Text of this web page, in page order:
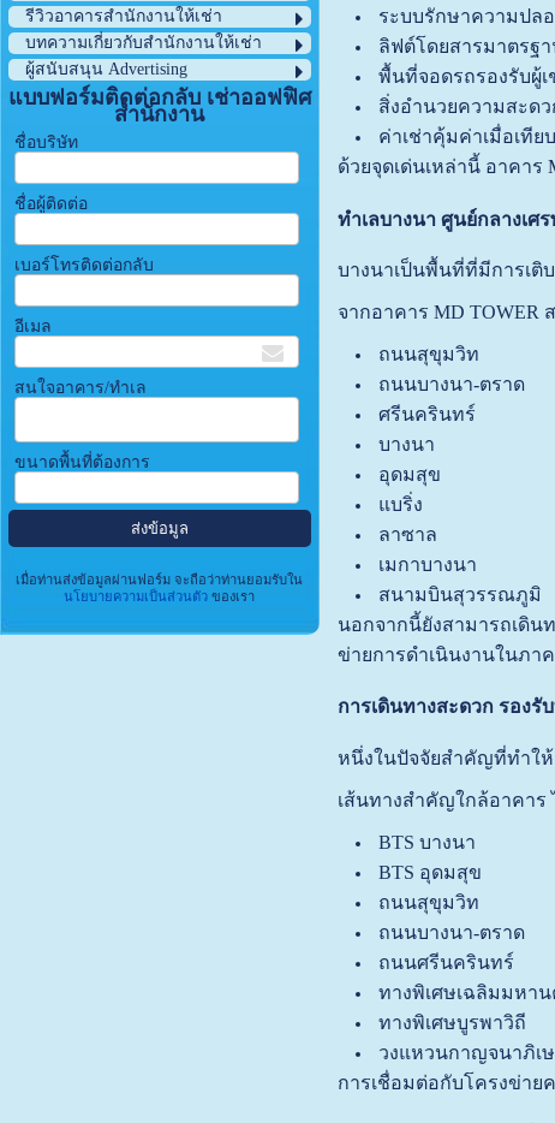
รีวิวอาคารสำนักงานให้เช่า
บทความเกี่ยวกับสำนักงานให้เช่า
ผู้สนับสนุน Advertising
แบบฟอร์มติดต่อกลับ เช่าออฟฟิศ
สำนักงาน
ชื่อบริษัท
ชื่อผู้ติดต่อ
เบอร์โทรติดต่อกลับ
อีเมล
สนใจอาคาร/ทำเล
ขนาดพื้นที่ต้องการ
เมื่อท่านส่งข้อมูลผ่านฟอร์ม จะถือว่าท่านยอมรับใน
นโยบายความเป็นส่วนตัวของเรา
ระบบรักษาความปล
ลิฟต์โดยสารมาตรฐ
พื้นที่จอดรถรองรับผู้เ
สิ่งอำนวยความสะด
ค่าเช่าคุ้มค่าเมื่อเที
ด้วยจุดเด่นเหล่านี้ อาคาร
ทำเลบางนา ศูนย์กลางเศ
บางนาเป็นพื้นที่ที่มีการเติ
จากอาคาร MD TOWER
ถนนสุขุมวิท
ถนนบางนา-ตราด
ศรีนครินทร์
บางนา
อุดมสุข
แบริ่ง
ลาซาล
เมกาบางนา
สนามบินสุวรรณภูมิ
นอกจากนี้ยังสามารถเดิน
ข่ายการดำเนินงานในภา
การเดินทางสะดวก รองรั
หนึ่งในปัจจัยสำคัญที่ทำให้
เส้นทางสำคัญใกล้อาคาร
BTS บางนา
BTS อุดมสุข
ถนนสุขุมวิท
ถนนบางนา-ตราด
ถนนศรีนครินทร์
ทางพิเศษเฉลิมมหาน
ทางพิเศษบูรพาวิถี
วงแหวนกาญจนาภิเ
การเชื่อมต่อกับโครงข่าย